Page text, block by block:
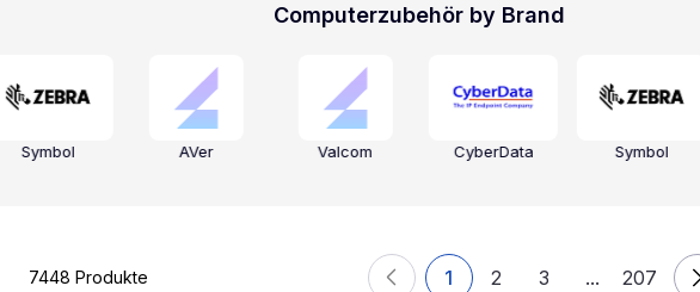
Computerzubehör by Brand
Symbol AVer Valcom CyberData Symbol
7448 Produkte 1 2 3 ... 207